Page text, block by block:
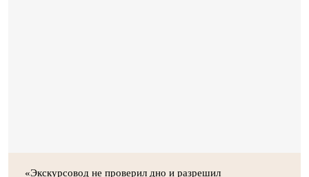
«Экскурсовод не проверил дно и разрешил